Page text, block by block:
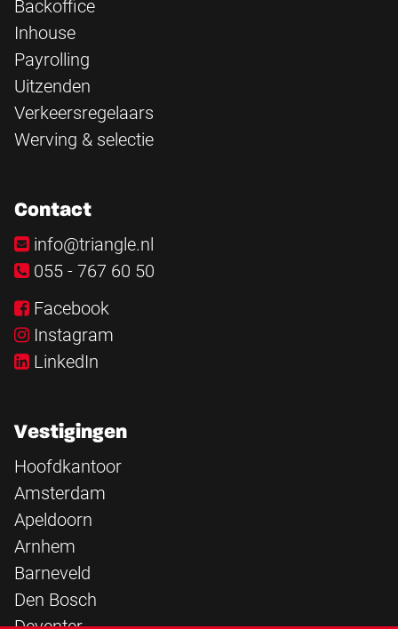
Backoffice
Inhouse
Payrolling
Uitzenden
Verkeersregelaars
Werving & selectie
Contact
info@triangle.nl
055 - 767 60 50
Facebook
Instagram
LinkedIn
Vestigingen
Hoofdkantoor
Amsterdam
Apeldoorn
Arnhem
Barneveld
Den Bosch